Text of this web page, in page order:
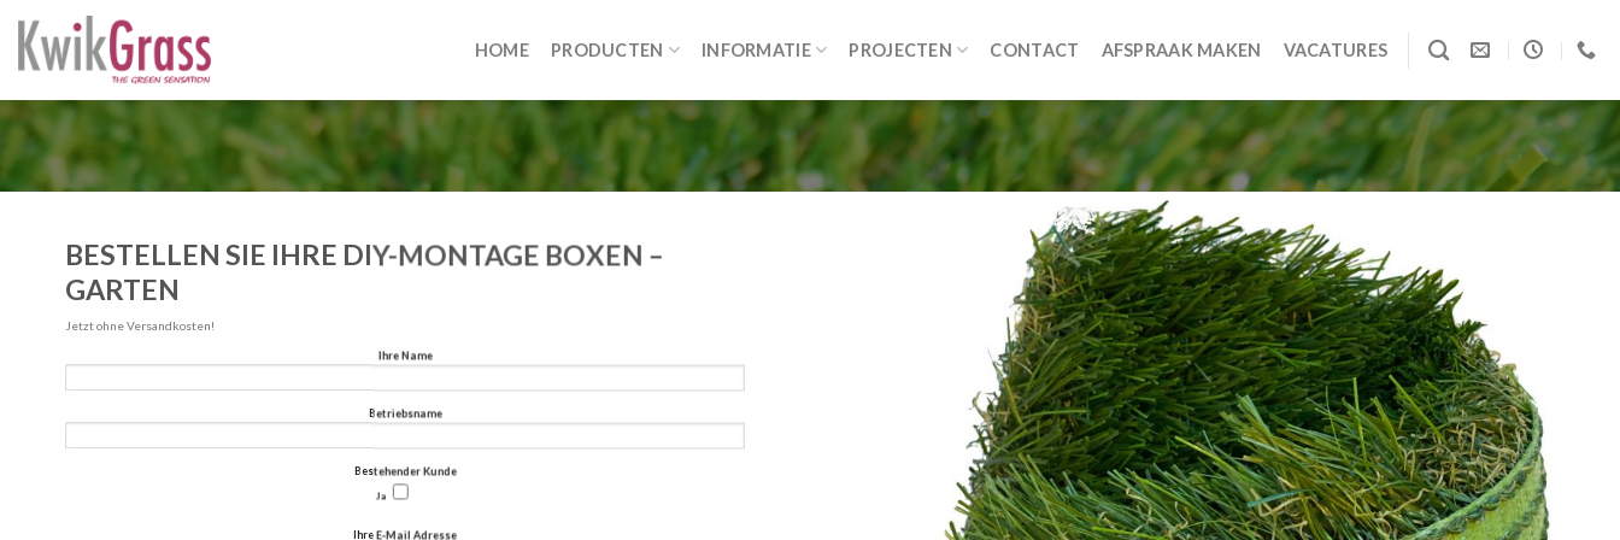
content
HOME PRODUCTEN INFORMATIE PROJECTEN CONTACT AFSPRAAK MAKEN VACATURES
BESTELLEN SIE IHRE DIY-MONTAGE BOXEN –
GARTEN
Jetzt ohne Versandkosten!
Ihre Name
Betriebsname
Bestehender Kunde
Ja
Ihre E-Mail Adresse